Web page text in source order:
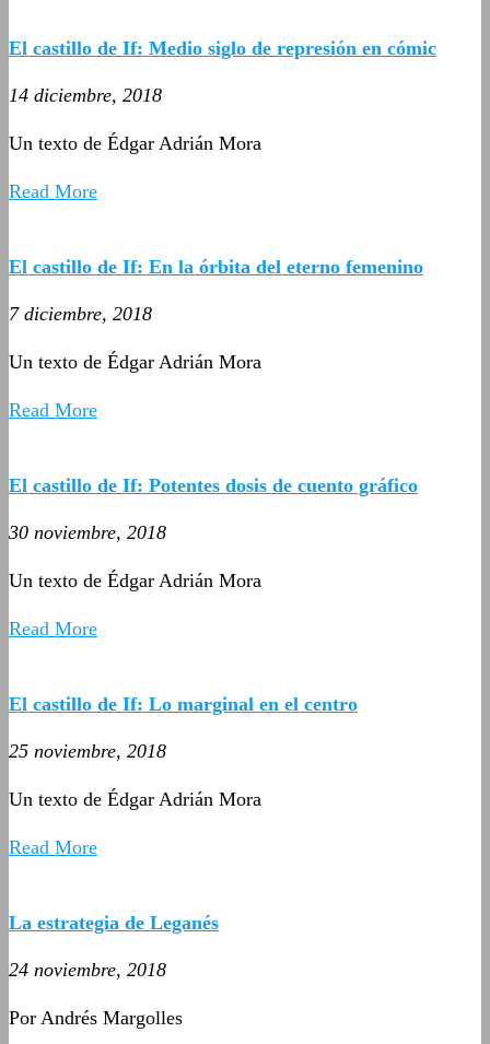
El castillo de If: Medio siglo de represión en cómic
14 diciembre, 2018
Un texto de Édgar Adrián Mora
Read More
El castillo de If: En la órbita del eterno femenino
7 diciembre, 2018
Un texto de Édgar Adrián Mora
Read More
El castillo de If: Potentes dosis de cuento gráfico
30 noviembre, 2018
Un texto de Édgar Adrián Mora
Read More
El castillo de If: Lo marginal en el centro
25 noviembre, 2018
Un texto de Édgar Adrián Mora
Read More
La estrategia de Leganés
24 noviembre, 2018
Por Andrés Margolles